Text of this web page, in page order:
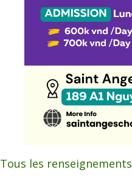
Tous les renseignements